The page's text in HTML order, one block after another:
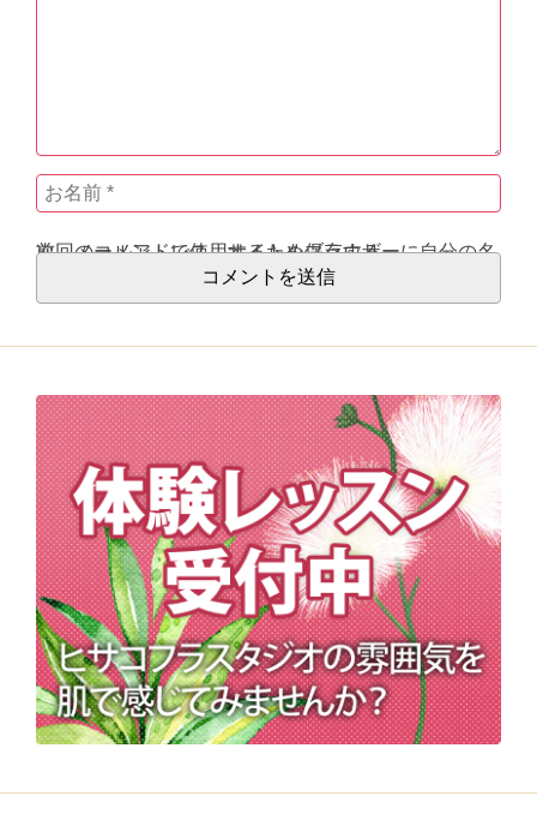
次回のコメントで使用するためブラウザーに自分の名前、メールアドレス、サイトを保存する。